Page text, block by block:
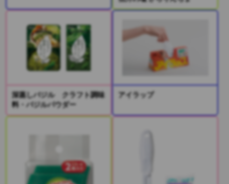
深蒸しバジル クラフト調味
料・バジルパウダー
アイラップ